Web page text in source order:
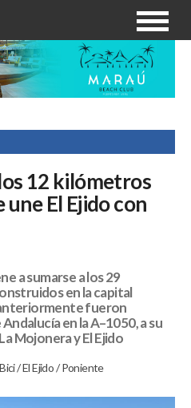
12 kilómetros
El Ejido con
a sumarse a los 29
en la capital
fueron
en la A–1050, a su
Mojonera y El Ejido
/El Ejido/Poniente